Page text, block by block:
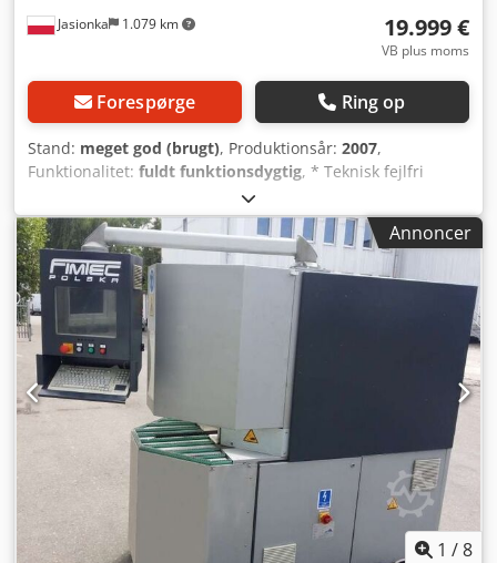
Jasionka 1.079 km 19.999 €
VB plus moms
Forespørge Ring op
Stand: meget god (brugt), Produktionsår: 2007,
Funktionalitet: fuldt funktionsdygtig, * Teknisk fejlfri
stand, driftsklar efter fuldt udført komplet service *
Savklingediameter: 250 mm * 4 CNC-styrede akser
Chodpjxx Rtcefx Afusa * Maksimal bearbejdningshøjde:
200 mm * Profildetektionssystem * 2 notfræserknive
(øverst og nederst) + andre værktøjer
Annoncer
1 /8